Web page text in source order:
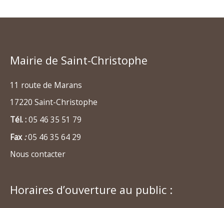
Mairie de Saint-Christophe
11 route de Marans
17220 Saint-Christophe
Tél. :05 46 35 51 79
Fax:05 46 35 64 29
Nous contacter
Horaires d’ouverture au public :